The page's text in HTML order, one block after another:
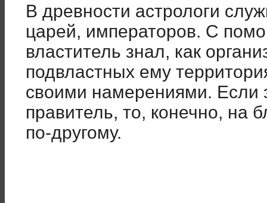
В древности астрологи
царей, императоров. С
властитель знал, как
подвластных ему
своими намерениями. Если
правитель, то, конечно, на
по-другому.